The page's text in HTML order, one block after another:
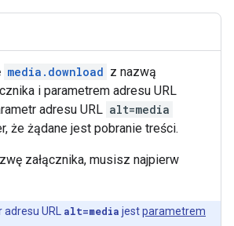
media.download z nazwą
i parametrem adresu URL
adresu URL alt=media
że żądane jest pobranie treści.
załącznika, musisz najpierw
URL alt=media jestparametrem